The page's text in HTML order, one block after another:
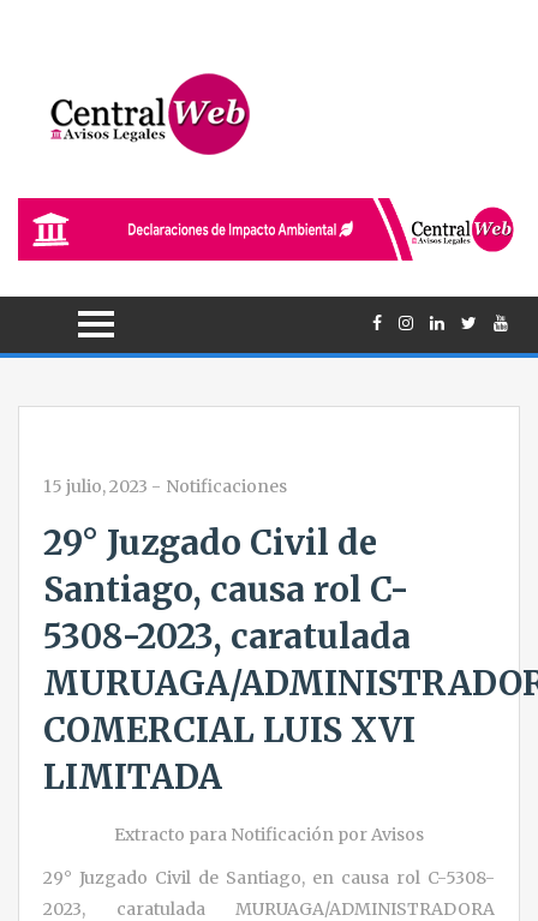
15 julio, 2023 - Notificaciones
29° Juzgado Civil de
Santiago, causa rol C-
5308-2023, caratulada
MURUAGA/
COMERCIAL LUIS XVI
LIMITADA
Extracto para Notificación por Avisos
29° Juzgado Civil de Santiago, en causa rol C-5308-
2023, caratulada MURUAGA/ADMINISTRADORA